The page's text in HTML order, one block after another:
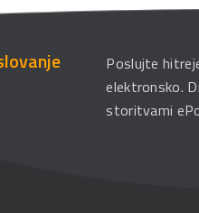
Poslujte
elektronsko.
storitvami